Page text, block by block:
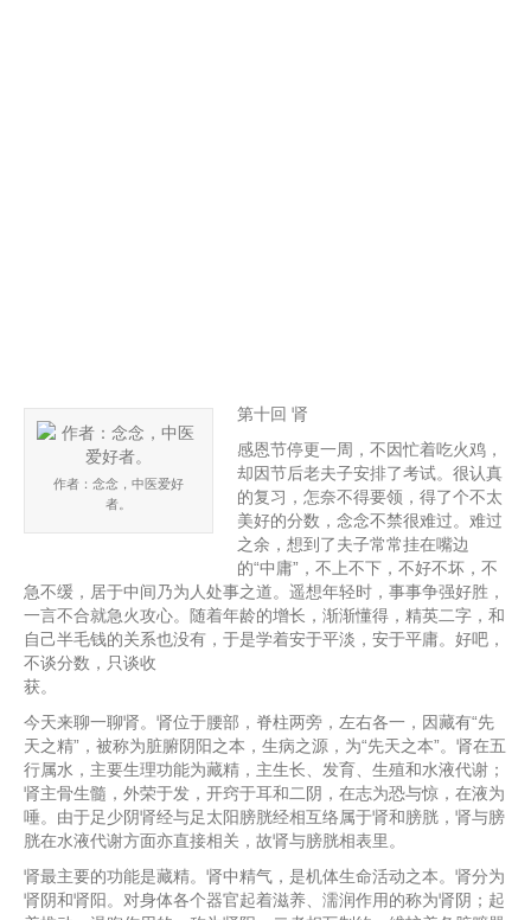
作者：念念，中医爱好
者。
第十回 肾
感恩节停更一周，不因忙着吃火鸡，
却因节后老夫子安排了考试。很认真
的复习，怎奈不得要领，得了个不太
美好的分数，念念不禁很难过。难过
之余，想到了夫子常常挂在嘴边
的“中庸”，不上不下，不好不坏，不
急不缓，居于中间乃为人处事之道。遥想年轻时，事事争强好胜，
一言不合就急火攻心。随着年龄的增长，渐渐懂得，精英二字，和
自己半毛钱的关系也没有，于是学着安于平淡，安于平庸。好吧，
不谈分数，只谈收
获。
今天来聊一聊肾。肾位于腰部，脊柱两旁，左右各一，因藏有“先
天之精”，被称为脏腑阴阳之本，生病之源，为“先天之本”。肾在五
行属水，主要生理功能为藏精，主生长、发育、生殖和水液代谢；
肾主骨生髓，外荣于发，开窍于耳和二阴，在志为恐与惊，在液为
唾。由于足少阴肾经与足太阳膀胱经相互络属于肾和膀胱，肾与膀
胱在水液代谢方面亦直接相关，故肾与膀胱相表里。
肾最主要的功能是藏精。肾中精气，是机体生命活动之本。肾分为
肾阴和肾阳。对身体各个器官起着滋养、濡润作用的称为肾阴；起